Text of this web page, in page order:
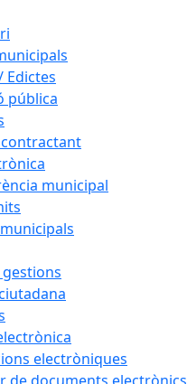
Edictes
pública
municipal
electròniques